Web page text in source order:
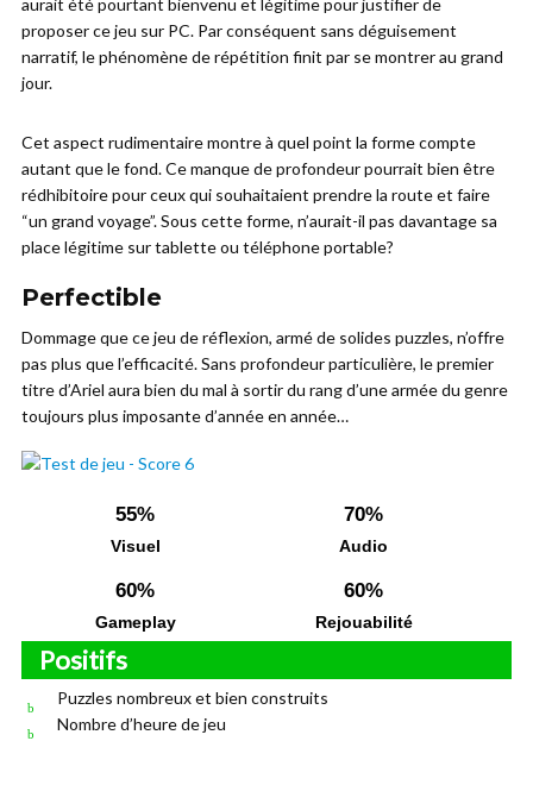
aurait été pourtant bienvenu et légitime pour justifier de
proposer ce jeu sur PC. Par conséquent sans déguisement
narratif, le phénomène de répétition finit par se montrer au grand
jour.
Cet aspect rudimentaire montre à quel point la forme compte
autant que le fond. Ce manque de profondeur pourrait bien être
rédhibitoire pour ceux qui souhaitaient prendre la route et faire
“un grand voyage”. Sous cette forme, n’aurait-il pas davantage sa
place légitime sur tablette ou téléphone portable?
Perfectible
Dommage que ce jeu de réflexion, armé de solides puzzles, n’offre
pas plus que l’efficacité. Sans profondeur particulière, le premier
titre d’Ariel aura bien du mal à sortir du rang d’une armée du genre
toujours plus imposante d’année en année…
55%
Visuel
70%
Audio
60%
Gameplay
60%
Rejouabilité
Positifs
Puzzles nombreux et bien construits
Nombre d’heure de jeu